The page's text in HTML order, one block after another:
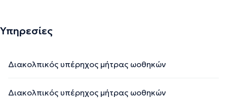
Υπηρεσίες
Διακολπικός υπέρηχος μήτρας ωοθηκών
Διακολπικός υπέρηχος μήτρας ωοθηκών